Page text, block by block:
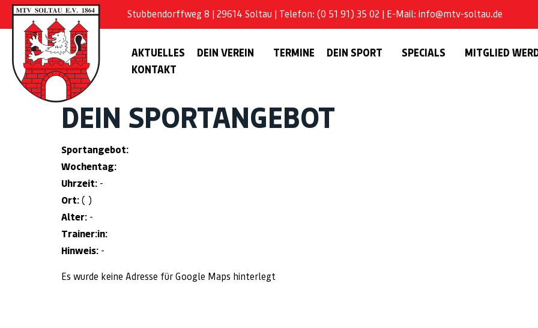
Stubbendorffweg 8 | 29614 Soltau | Telefon: (0 51 91) 35 02 | E-Mail: info@mtv-soltau.de
AKTUELLES DEIN VEREIN TERMINE DEIN SPORT SPECIALS
MITGLIED
KONTAKT
DEIN SPORTANGEBOT
Sportangebot:
Wochentag:
Uhrzeit: -
Ort: ( )
Alter: -
Trainer:in:
Hinweis: -
Es wurde keine Adresse für Google Maps hinterlegt